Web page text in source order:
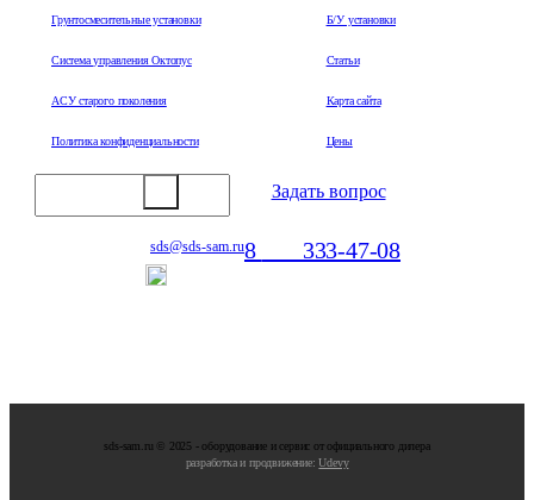
Грунтосмесительные установки
Система управления Октопус
АСУ старого поколения
Политика конфиденциальности
Б/У установки
Статьи
Карта сайта
Цены
Задать вопрос
sds@sds-sam.ru8 333-47-08
sds-sam.ru © 2025 - oбopудoвaниe и cepвиc oт oфициaльнoгo дилepa
разработка и продвижение:Udevy